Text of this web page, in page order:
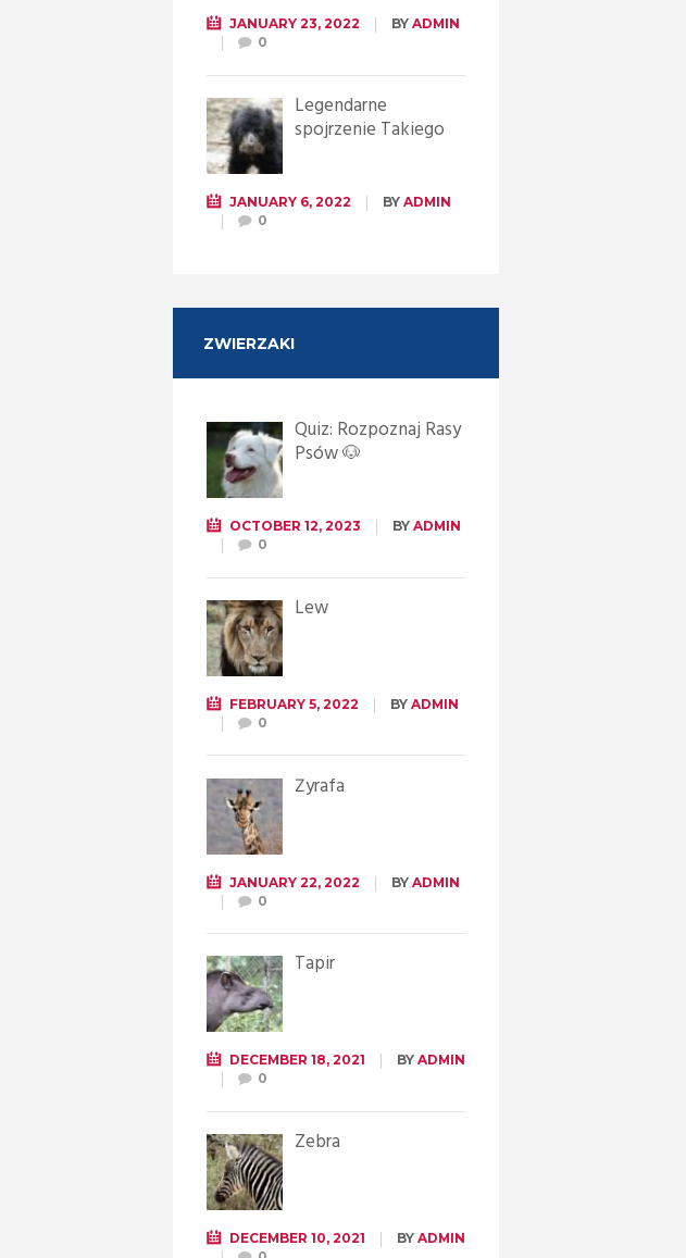
JANUARY 23, 2022 BY ADMIN
0
Legendarne
spojrzenie Takiego
JANUARY 6, 2022 BY ADMIN
0
ZWIERZAKI
Quiz: Rozpoznaj Rasy
Psów 🐶
OCTOBER 12, 2023 BY ADMIN
0
Lew
FEBRUARY 5, 2022 BY ADMIN
0
Żyrafa
JANUARY 22, 2022 BY ADMIN
0
Tapir
DECEMBER 18, 2021 BY ADMIN
0
Zebra
DECEMBER 10, 2021 BY ADMIN